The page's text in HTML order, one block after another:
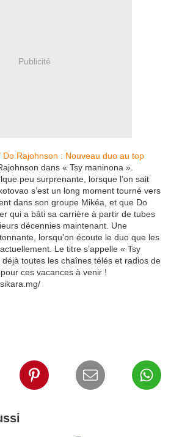
Publicité
dans « Tsy maninona ».
peu surprenante, lorsque l’on sait
s’est un long moment tourné vers
dans son groupe Mikéa, et que Do
qui a bâti sa carrière à partir de tubes
décennies maintenant. Une
lorsqu’on écoute le duo que les
Le titre s’appelle « Tsy
toutes les chaînes télés et radios de
ces vacances à venir !